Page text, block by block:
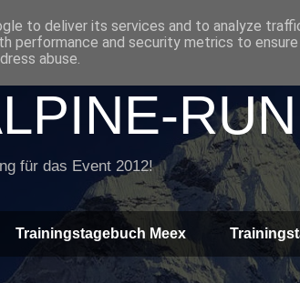
für das Event 2012!
Trainingstagebuch Meex
to deliver its services and to analyze
performance and security metrics to
abuse.